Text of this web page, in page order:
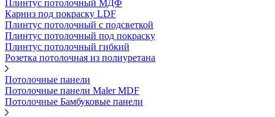
Плинтус потолочный МДФ
Карниз под покраску LDF
Плинтус потолочный с подсветкой
Плинтус потолочный под покраску
Плинтус потолочный гибкий
Розетка потолочная из полиуретана
Потолочные панели
Потолочные панели Maler MDF
Потолочные Бамбуковые панели